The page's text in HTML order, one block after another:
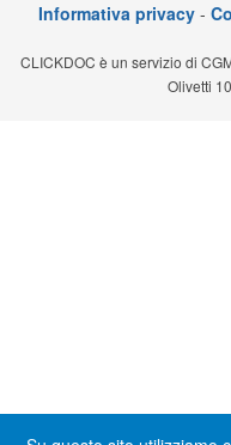
Informativa privacy -
CLICKDOC è un servizio di
Olivetti